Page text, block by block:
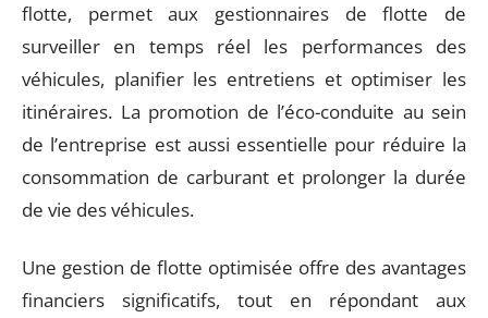
flotte, permet aux gestionnaires de flotte de
surveiller en temps réel les performances des
véhicules, planifier les entretiens et optimiser les
itinéraires. La promotion de l’éco-conduite au sein
de l’entreprise est aussi essentielle pour réduire la
consommation de carburant et prolonger la durée
de vie des véhicules.
Une gestion de flotte optimisée offre des avantages
financiers significatifs, tout en répondant aux